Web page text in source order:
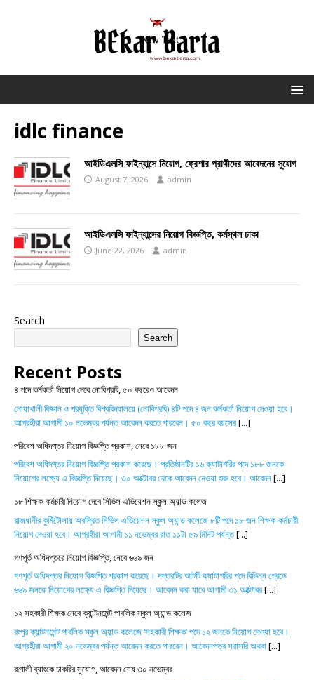
idlc finance
আইডিএলসি ফাইন্যান্সে নিয়োগ, ফ্রেশার প্রার্থীদের আবেদনের সুযোগ
August 7, 2026 admin
আইডিএলসি ফাইন্যান্সের নিয়োগ বিজ্ঞপ্তি, কর্মস্থল ঢাকা
June 22, 2026 admin
Search
Search
Recent Posts
৪ পদে কর্মকর্তা নিয়োগ দেবে নোবিপ্রবি, ৫০ বছরেও আবেদন
নোয়াখালী বিজ্ঞান ও প্রযুক্তি বিশ্ববিদ্যালয়ে (নোবিপ্রবি) ৪টি পদে ৪ জন কর্মকর্তা নিয়োগ দেওয়া হবে।
আগ্রহীরা আগামী ১০ নভেম্বর পর্যন্ত আবেদন করতে পারবেন। ৫০ বছর বয়সের[...]
পরিবেশ অধিদপ্তর নিয়োগ বিজ্ঞপ্তি প্রকাশ, নেবে ১৮৮ জন
পরিবেশ অধিদপ্তর নিয়োগ বিজ্ঞপ্তি প্রকাশ করেছে। প্রতিষ্ঠানটির ১৬ ক্যাটাগরির পদে ১৮৮ জনকে
নিয়োগের লক্ষ্যে এ বিজ্ঞপ্তি দিয়েছে। ৩০ অক্টোবর থেকে আবেদন নেওয়া শুরু হবে। আবেদন[...]
১৮ শিক্ষক-কর্মচারী নিয়োগ দেবে সিভিল এভিয়েশন স্কুল অ্যান্ড কলেজ
রাজধানীর কুর্মিটোলায় অবস্থিত সিভিল এভিয়েশন স্কুল অ্যান্ড কলেজে ৮টি পদে ১৮ জন শিক্ষক-কর্মচারী
নিয়োগ দেওয়া হবে। আগ্রহীরা আগামী ১১ নভেম্বর রাত ১১টা ৫৯ মিনিট পর্যন্ত[...]
গণপূর্ত অধিদপ্তরে নিয়োগ বিজ্ঞপ্তি, নেবে ৬৬৯ জন
গণপূর্ত অধিদপ্তর নিয়োগ বিজ্ঞপ্তি প্রকাশ করেছে। দপ্তরটির আটটি ক্যাটাগরির পদে বিভিন্ন গ্রেডে
৬৬৯ জনকে নিয়োগের লক্ষ্যে এ বিজ্ঞপ্তি দিয়েছে। আবেদন করা যাবে আগামী ৩১ অক্টোবর[...]
১২ সহকারী শিক্ষক নেবে ক্যান্টনমেন্ট পাবলিক স্কুল অ্যান্ড কলেজ
রংপুর ক্যান্টনমেন্ট পাবলিক স্কুল অ্যান্ড কলেজে ‘সহকারী শিক্ষক’ পদে ১২ জনকে নিয়োগ দেওয়া হবে।
আগ্রহীরা আগামী ২০ নভেম্বর পর্যন্ত আবেদন করতে পারবেন। আবেদনপত্র সরাসরি অথবা[...]
রূপালী ব্যাংকে চাকরির সুযোগ, আবেদন শেষ ৩০ নভেম্বর